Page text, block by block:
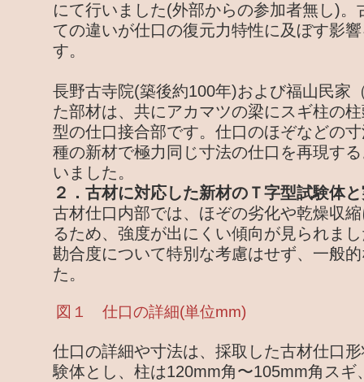
にて行いました(外部からの参加者無し)。
ての違いが仕口の復元力特性に及ぼす影
す。
長野古寺院(築後約100年)および福山民家
た部材は、共にアカマツの梁にスギ柱の
型の仕口接合部です。仕口のほぞなどの
種の新材で極力同じ寸法の仕口を再現す
いました。
２．古材に対応した新材のＴ字型試験体
古材仕口内部では、ほぞの劣化や乾燥収
るため、強度が出にくい傾向が見られま
勘合度について特別な考慮はせず、一般
た。
図１ 仕口の詳細(単位mm)
仕口の詳細や寸法は、採取した古材仕口
験体とし、柱は120mm角〜105mm角スギ